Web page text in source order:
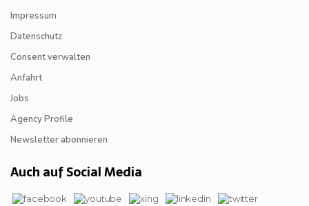
Impressum
Datenschutz
Consent verwalten
Anfahrt
Jobs
Agency Profile
Newsletter abonnieren
Auch auf Social Media